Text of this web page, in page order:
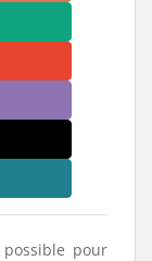
pour